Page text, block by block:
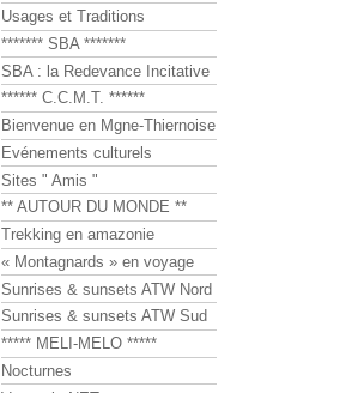
Usages et Traditions
******* SBA *******
SBA : la Redevance Incitative
****** C.C.M.T. ******
Bienvenue en Mgne-Thiernoise
Evénements culturels
Sites " Amis "
** AUTOUR DU MONDE **
Trekking en amazonie
« Montagnards » en voyage
Sunrises & sunsets ATW Nord
Sunrises & sunsets ATW Sud
***** MELI-MELO *****
Nocturnes